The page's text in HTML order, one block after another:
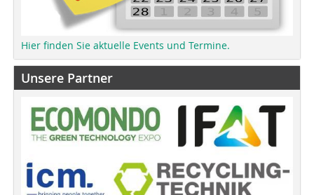
Hier finden Sie aktuelle Events und Termine.
Unsere Partner